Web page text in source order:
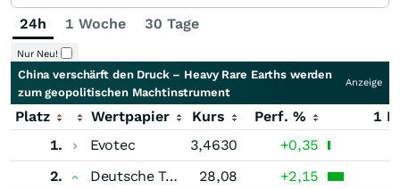
24h
1 Woche 30 Tage
Nur Neu!
China verschärft den Druck – Heavy Rare Earths werden
zum geopolitischen Machtinstrument
Anzeige
Platz Wertpapier Kurs Perf. %
1
1.
Evotec 3,4630
+0,35
2.
Deutsche Telekom 28,08
+2,15